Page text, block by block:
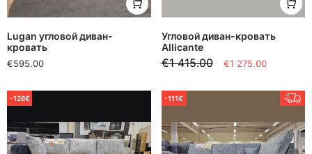
Lugan угловой диван-
кровать
€595.00
Угловой диван-кровать
Allicante
€1 415.00 €1 275.00
-126€ -111€